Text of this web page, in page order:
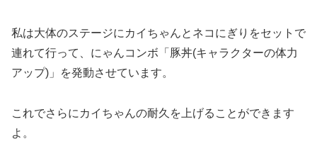
私は大体のステージにカイちゃんとネコにぎりをセットで
連れて行って、にゃんコンボ「豚丼(キャラクターの体力
アップ)」を発動させています。
これでさらにカイちゃんの耐久を上げることができます
よ。